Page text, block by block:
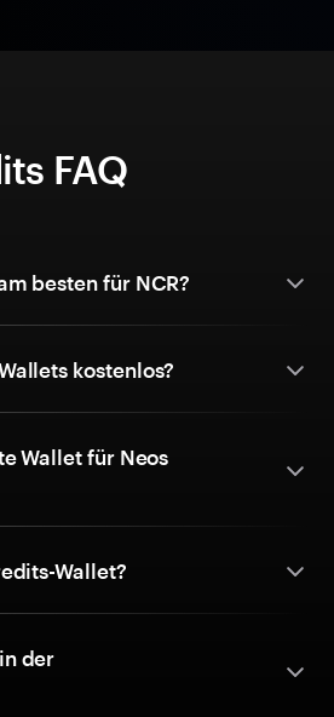
FAQ
besten für NCR?
kostenlos?
Wallet für Neos
Wallet?
der